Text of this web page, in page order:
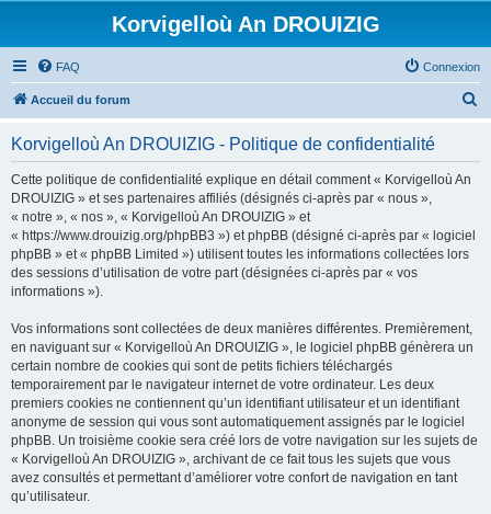
Korvigelloù An DROUIZIG
FAQ Connexion
Accueil du forum
Korvigelloù An DROUIZIG - Politique de confidentialité
Cette politique de confidentialité explique en détail comment « Korvigelloù An
DROUIZIG » et ses partenaires affiliés (désignés ci-après par « nous »,
« notre », « nos », « Korvigelloù An DROUIZIG » et
« https://www.drouizig.org/phpBB3 ») et phpBB (désigné ci-après par « logiciel
phpBB » et « phpBB Limited ») utilisent toutes les informations collectées lors
des sessions d’utilisation de votre part (désignées ci-après par « vos
informations »).
Vos informations sont collectées de deux manières différentes. Premièrement,
en naviguant sur « Korvigelloù An DROUIZIG », le logiciel phpBB génèrera un
certain nombre de cookies qui sont de petits fichiers téléchargés
temporairement par le navigateur internet de votre ordinateur. Les deux
premiers cookies ne contiennent qu’un identifiant utilisateur et un identifiant
anonyme de session qui vous sont automatiquement assignés par le logiciel
phpBB. Un troisième cookie sera créé lors de votre navigation sur les sujets de
« Korvigelloù An DROUIZIG », archivant de ce fait tous les sujets que vous
avez consultés et permettant d’améliorer votre confort de navigation en tant
qu’utilisateur.